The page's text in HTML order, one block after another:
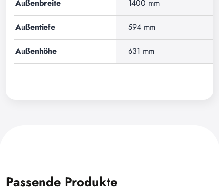
Außenbreite 1400 mm
Außentiefe 594 mm
Außenhöhe 631 mm
Passende Produkte